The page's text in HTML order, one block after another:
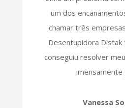
um dos
chamar três
Desentupidora Distak
conseguiu resolver
imensamente
Vanessa